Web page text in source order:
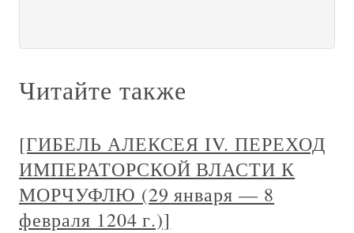
Читайте также
[ГИБЕЛЬ АЛЕКСЕЯ IV. ПЕРЕХОД
ИМПЕРАТОРСКОЙ ВЛАСТИ К
МОРЧУФЛЮ (29 января — 8
февраля 1204 г.)]